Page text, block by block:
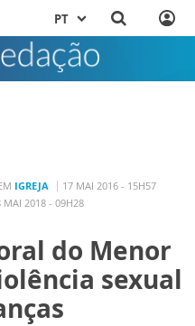
PT
IGREJA
17 MAI 2016 - 15H57
MAI 2018 - 09H28
do Menor
sexual